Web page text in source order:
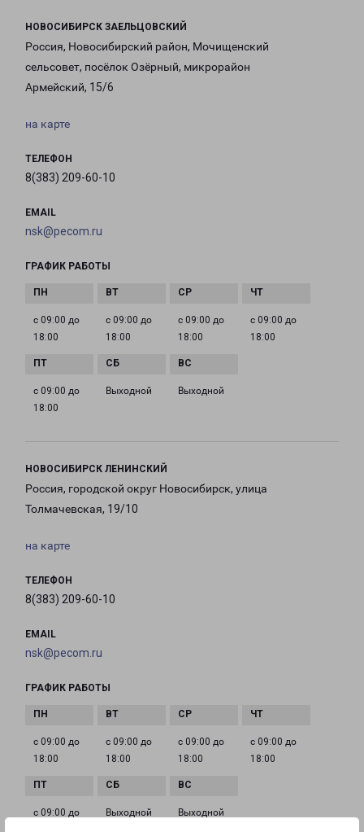
НОВОСИБИРСК ЗАЕЛЬЦОВСКИЙ
Россия, Новосибирский район, Мочищенский
сельсовет, посёлок Озёрный, микрорайон
Армейский, 15/6
на карте
ТЕЛЕФОН
8(383) 209-60-10
EMAIL
nsk@pecom.ru
ГРАФИК РАБОТЫ
с 09:00 до
18:00
с 09:00 до
18:00
с 09:00 до
18:00
с 09:00 до
18:00
с 09:00 до
18:00
Выходной Выходной
НОВОСИБИРСК ЛЕНИНСКИЙ
Россия, городской округ Новосибирск, улица
Толмачевская, 19/10
на карте
ТЕЛЕФОН
8(383) 209-60-10
EMAIL
nsk@pecom.ru
ГРАФИК РАБОТЫ
с 09:00 до
18:00
с 09:00 до
18:00
с 09:00 до
18:00
с 09:00 до
18:00
с 09:00 до
Выходной Выходной